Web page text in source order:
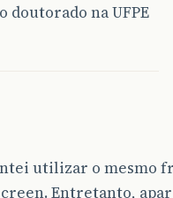
doutorado na UFPE
utilizar o mesmo
Entretanto,